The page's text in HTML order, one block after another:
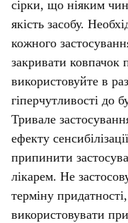
сірки, що ніяким
якість засобу.
кожного
закривати ковпачок
використовуйте в
гіперчутливості до
Тривале
ефекту
припинити
лікарем. Не
терміну
використовувати